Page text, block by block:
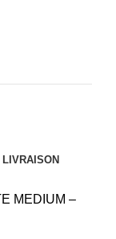
MEDIUM –